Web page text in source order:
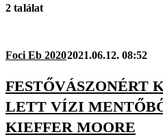
2 találat
Foci Eb 20202021.06.12. 08:52
FESTŐVÁSZONÉRT
LETT VÍZI
KIEFFER MOORE